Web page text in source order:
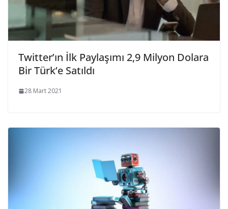
Twitter’ın İlk Paylaşımı 2,9 Milyon Dolara
Bir Türk’e Satıldı
28 Mart 2021